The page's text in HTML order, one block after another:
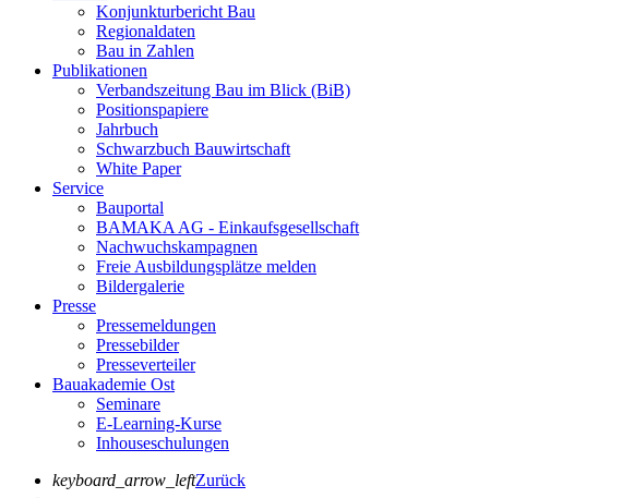
Konjunkturbericht Bau
Regionaldaten
Bau in Zahlen
Publikationen
Verbandszeitung Bau im Blick (BiB)
Positionspapiere
Jahrbuch
Schwarzbuch Bauwirtschaft
White Paper
Service
Bauportal
BAMAKA AG - Einkaufsgesellschaft
Nachwuchskampagnen
Freie Ausbildungsplätze melden
Bildergalerie
Presse
Pressemeldungen
Pressebilder
Presseverteiler
Bauakademie Ost
Seminare
E-Learning-Kurse
Inhouseschulungen
keyboard_arrow_leftZurück